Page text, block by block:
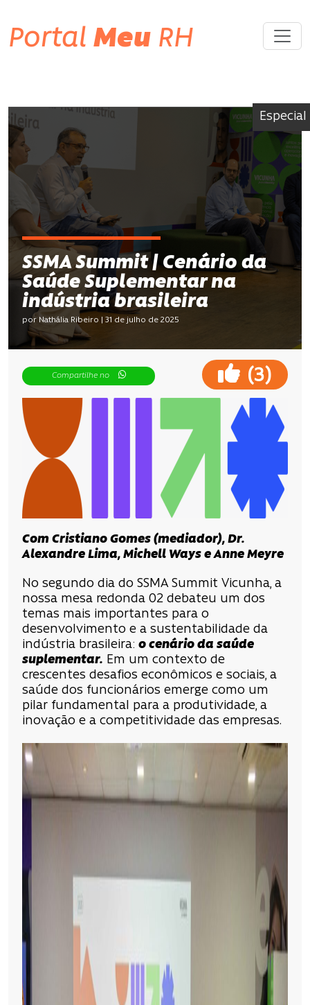
Portal Meu RH
Especial
SSMA Summit | Cenário da
Saúde Suplementar na
indústria brasileira
por Nathália Ribeiro | 31 de julho de 2025
Compartilhe no (3)
Com Cristiano Gomes (mediador), Dr.
Alexandre Lima, Michell Ways e Anne Meyre
No segundo dia do SSMA Summit Vicunha, a
nossa mesa redonda 02 debateu um dos
temas mais importantes para o
desenvolvimento e a sustentabilidade da
indústria brasileira: o cenário da saúde
suplementar. Em um contexto de
crescentes desafios econômicos e sociais, a
saúde dos funcionários emerge como um
pilar fundamental para a produtividade, a
inovação e a competitividade das empresas.